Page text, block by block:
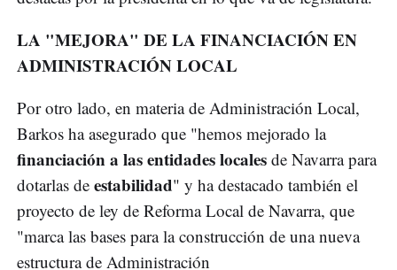
LA "MEJORA" DE LA FINANCIACIÓN EN
ADMINISTRACIÓN LOCAL
Por otro lado, en materia de Administración Local,
Barkos ha asegurado que "hemos mejorado la
financiación a las entidades locales de Navarra para
dotarlas de estabilidad" y ha destacado también el
proyecto de ley de Reforma Local de Navarra, que
"marca las bases para la construcción de una nueva
estructura de Administración